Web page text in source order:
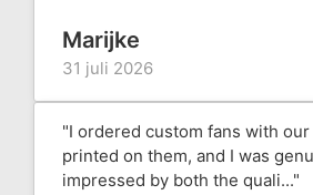
Marijke
31 juli 2026
"I ordered custom fans with our
printed on them, and I was
impressed by both the quali..."